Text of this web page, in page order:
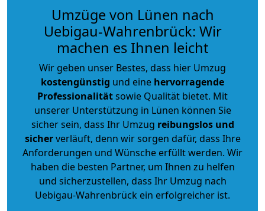
Umzüge von Lünen nach
Uebigau-Wahrenbrück: Wir
machen es Ihnen leicht
Wir geben unser Bestes, dass hier Umzug
kostengünstig und eine hervorragende
Professionalitätsowie Qualität bietet. Mit
unserer Unterstützung in Lünen können Sie
sicher sein, dass Ihr Umzug reibungslos und
sicherverläuft, denn wir sorgen dafür, dass Ihre
Anforderungen und Wünsche erfüllt werden. Wir
haben die besten Partner, um Ihnen zu helfen
und sicherzustellen, dass Ihr Umzug nach
Uebigau-Wahrenbrück ein erfolgreicher ist.